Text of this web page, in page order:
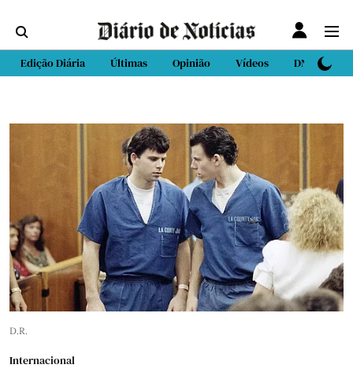
Edição Diária Últimas Opinião Vídeos DN Sport
D.R.
Internacional